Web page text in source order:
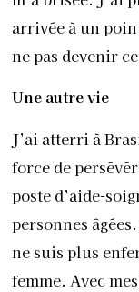
arrivée à un
ne pas devenir
Une autre vie
J’ai atterri à
force de
poste d’aide-
personnes
ne suis plus
femme. Avec